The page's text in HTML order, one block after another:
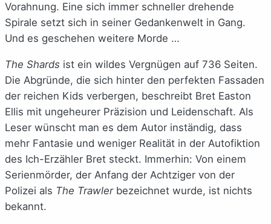
Vorahnung. Eine sich immer schneller drehende
Spirale setzt sich in seiner Gedankenwelt in Gang.
Und es geschehen weitere Morde …
The Shards ist ein wildes Vergnügen auf 736 Seiten.
Die Abgründe, die sich hinter den perfekten Fassaden
der reichen Kids verbergen, beschreibt Bret Easton
Ellis mit ungeheurer Präzision und Leidenschaft. Als
Leser wünscht man es dem Autor inständig, dass
mehr Fantasie und weniger Realität in der Autofiktion
des Ich-Erzähler Bret steckt. Immerhin: Von einem
Serienmörder, der Anfang der Achtziger von der
Polizei als The Trawler bezeichnet wurde, ist nichts
bekannt.